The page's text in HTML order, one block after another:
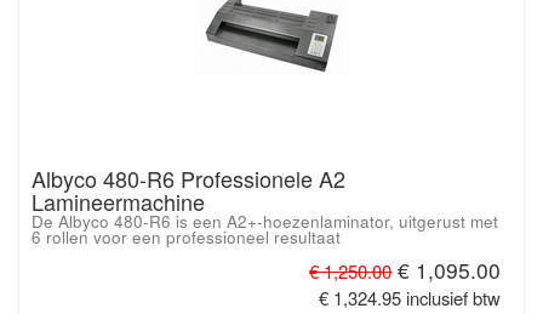
Albyco 480-R6 Professionele A2
Lamineermachine
De Albyco 480-R6 is een A2+-hoezenlaminator, uitgerust met
6 rollen voor een professioneel resultaat
€ 1,250.00 € 1,095.00
€ 1,324.95 inclusief btw